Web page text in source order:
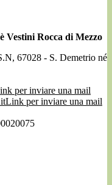
Vestini Rocca di Mezzo
67028 - S. Demetrio né
per inviare una mail
Link per inviare una mail